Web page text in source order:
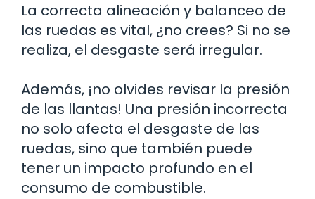
La correcta alineación y balanceo de
las ruedas es vital, ¿no crees? Si no se
realiza, el desgaste será irregular.
Además, ¡no olvides revisar la presión
de las llantas! Una presión incorrecta
no solo afecta el desgaste de las
ruedas, sino que también puede
tener un impacto profundo en el
consumo de combustible.